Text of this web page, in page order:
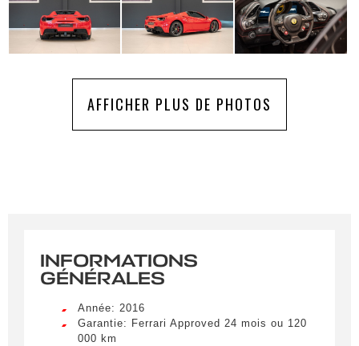
AFFICHER PLUS DE PHOTOS
INFORMATIONS
GÉNÉRALES
Année: 2016
Garantie: Ferrari Approved 24 mois ou 120
000 km